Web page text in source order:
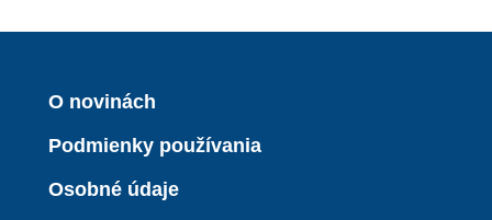
O novinách
Podmienky používania
Osobné údaje